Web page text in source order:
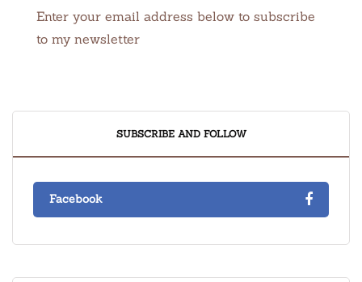
Enter your email address below to subscribe
to my newsletter
SUBSCRIBE AND FOLLOW
Facebook